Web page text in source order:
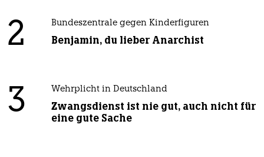
2 Bundeszentrale gegen Kinderfiguren
Benjamin, du lieber Anarchist
3 Wehrplicht in Deutschland
Zwangsdienst ist nie gut, auch nicht für
eine gute Sache